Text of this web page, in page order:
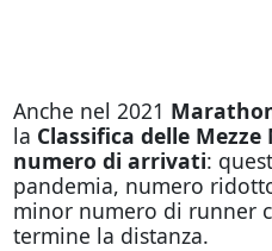
Anche nel 2021
la Classifica delle
numero di arrivati:
pandemia, numero
minor numero di runner
termine la distanza.